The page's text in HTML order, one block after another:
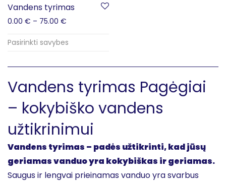
Vandens tyrimas
0.00 € – 75.00 €
Pasirinkti savybes
Vandens tyrimas Pagėgiai
– kokybiško vandens
užtikrinimui
Vandens tyrimas – padės užtikrinti, kad jūsų
geriamas vanduo yra kokybiškas ir geriamas.
Saugus ir lengvai prieinamas vanduo yra svarbus